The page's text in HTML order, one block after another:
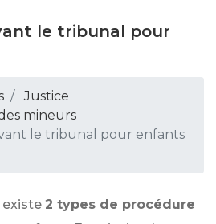
le tribunal pour
Justice
mineurs
le tribunal pour enfants
existe 2 types de procédure